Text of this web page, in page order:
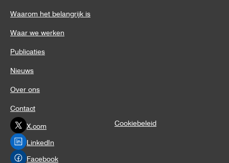
Waarom het belangrijk is
Waar we werken
Publicaties
Nieuws
Over ons
Contact
X.com
LinkedIn
Facebook
Cookiebeleid